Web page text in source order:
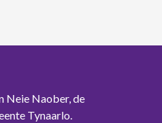
Neie Naober, de
Tynaarlo.